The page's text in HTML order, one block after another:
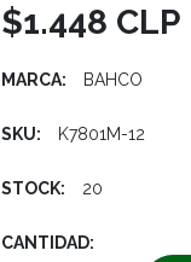
$1.448 CLP
MARCA: BAHCO
SKU: K7801M-12
STOCK: 20
CANTIDAD: